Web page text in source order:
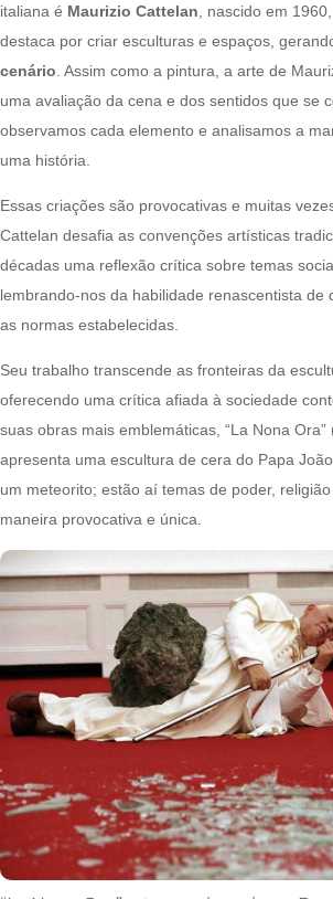
italiana é Maurizio Cattelan , nascido em
destaca por criar esculturas e espaços,
cenário . Assim como a pintura, a arte de
uma avaliação da cena e dos sentidos que se
observamos cada elemento e analisamos a
uma história.
Essas criações são provocativas e muitas
Cattelan desafia as convenções artísticas
décadas uma reflexão crítica sobre temas
lembrando-nos da habilidade renascentista de
as normas estabelecidas.
Seu trabalho transcende as fronteiras da
oferecendo uma crítica afiada à sociedade
suas obras mais emblemáticas, “La Nona Ora”
apresenta uma escultura de cera do Papa
um meteorito; estão aí temas de poder,
maneira provocativa e única.